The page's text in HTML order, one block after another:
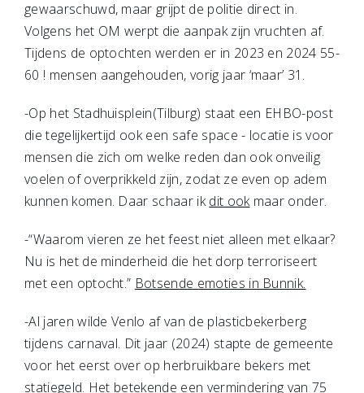
gewaarschuwd, maar grijpt de politie direct in.
Volgens het OM werpt die aanpak zijn vruchten af.
Tijdens de optochten werden er in 2023 en 2024 55-
60 ! mensen aangehouden, vorig jaar ‘maar’ 31.
-Op het Stadhuisplein(Tilburg) staat een EHBO-post
die tegelijkertijd ook een safe space - locatie is voor
mensen die zich om welke reden dan ook onveilig
voelen of overprikkeld zijn, zodat ze even op adem
kunnen komen. Daar schaar ikdit ookmaar onder.
-“Waarom vieren ze het feest niet alleen met elkaar?
Nu is het de minderheid die het dorp terroriseert
met een optocht.” Botsende emoties in Bunnik.
-Al jaren wilde Venlo af van de plasticbekerberg
tijdens carnaval. Dit jaar (2024) stapte de gemeente
voor het eerst over op herbruikbare bekers met
statiegeld. Het betekende een vermindering van 75